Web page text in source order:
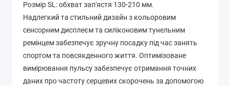
Розмір SL: обхват зап'ястя 130-210 мм.
Надлегкий та стильний дизайн з кольоровим
сенсорним дисплеєм та силіконовим тунельним
ремінцем забезпечує зручну посадку під час занять
спортом та повсякденного життя. Оптимізоване
вимірювання пульсу забезпечує отримання точних
даних про частоту серцевих скорочень за допомогою